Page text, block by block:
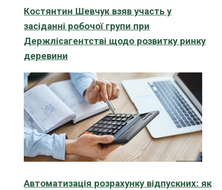
Костянтин Шевчук взяв участь у
засіданні робочої групи при
Держлісагентстві щодо розвитку ринку
деревини
Автоматизація розрахунку відпускних: як